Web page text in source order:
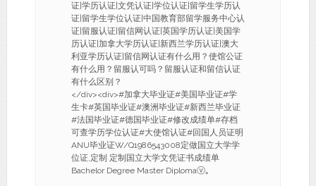
证|学历认证|文凭认证|学位认证|留学生学历认
证|留学生学位认证|中国教育部留学服务中心认
证|留服认证|留信网认证|英国学历认证|美国学
历认证|加拿大学历认证|新西兰学历认证|澳大
利亚学历认证|留信网认证有什么用？使馆公证
有什么用？留服认可吗？留服认证和留信认证
有什么区别？
</div><div>#加拿大毕业证#美国毕业证#学
生卡#英国毕业证#澳洲毕业证#新西兰毕业证
#法国毕业证#德国毕业证#修改成绩单#存档
可查学历学位认证#大使馆认证#回国人员证明
ANU毕业证W/Q1986543008定做国立大学学
位证,定制 定制国立大学文凭证书成绩单
Bachelor Degree Master Diplomaⓥ｡